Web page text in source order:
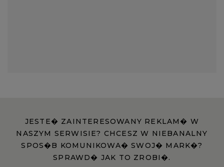
JESTE� ZAINTERESOWANY REKLAM� W
NASZYM SERWISIE? CHCESZ W NIEBANALNY
SPOS�B KOMUNIKOWA� SWOJ� MARK�?
SPRAWD� JAK TO ZROBI�.